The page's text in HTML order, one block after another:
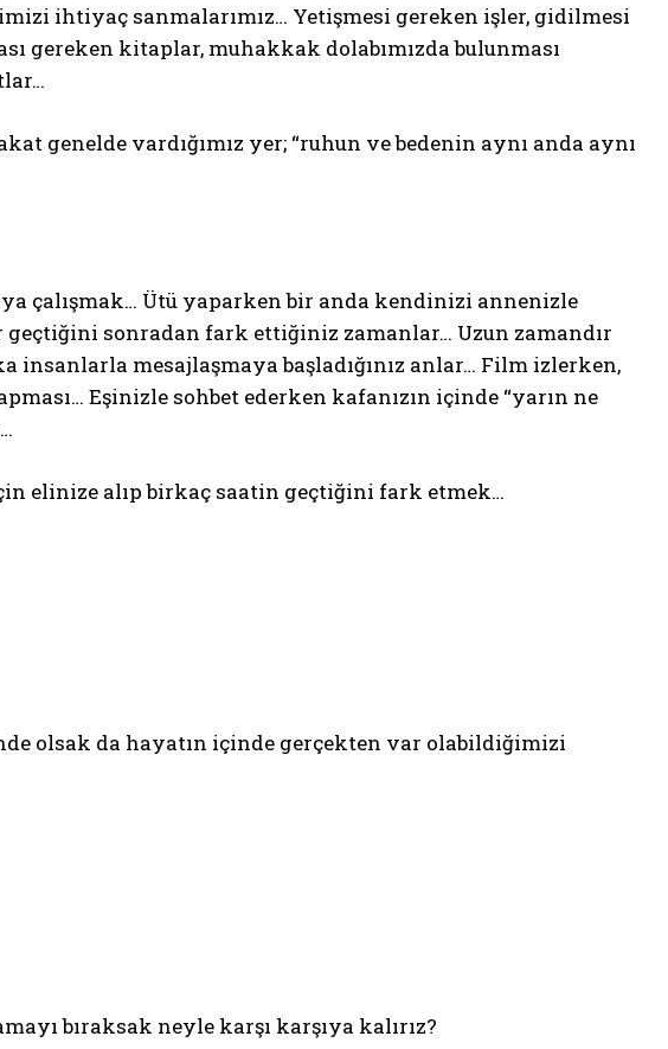
ihtiyaç sanmalarımız… Yetişmesi gereken işler, gidilmesi
gereken kitaplar, muhakkak dolabımızda bulunması
genelde vardığımız yer; “ruhun ve bedenin aynı anda aynı
çalışmak… Ütü yaparken bir anda kendinizi annenizle
sonradan fark ettiğiniz zamanlar… Uzun zamandır
insanlarla mesajlaşmaya başladığınız anlar… Film izlerken,
Eşinizle sohbet ederken kafanızın içinde “yarın ne
elinize alıp birkaç saatin geçtiğini fark etmek…
olsak da hayatın içinde gerçekten var olabildiğimizi
bıraksak neyle karşı karşıya kalırız?